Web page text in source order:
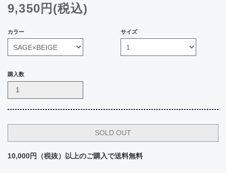
9,350円(税込)
カラー サイズ
購入数
10,000円（税抜）以上のご購入で送料無料